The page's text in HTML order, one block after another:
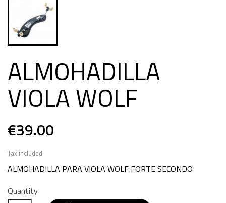
ALMOHADILLA
VIOLA WOLF
€39.00
Tax included
ALMOHADILLA PARA VIOLA WOLF FORTE SECONDO
Quantity